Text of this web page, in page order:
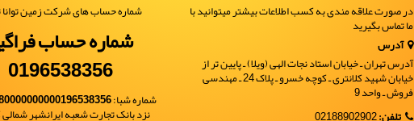
در صورت علاقه مندی به کسب اطلاعات بیشتر میتوانید با
ما تماس بگیرید
آدرس
آدرس تهران ـ خیابان استاد نجات الهی (ویلا) ـ پایین تر از
خیابان شهید کلانتری ـ کوچه خسرو ـ پلاک 24 ـ مهندسی
فروش ـ واحد 9
شماره حساب های شرکت زمین توانا
شماره حساب
0196538356
شماره شبا:
نزد بانک تجارت شعبه ایرانشهر شمالی